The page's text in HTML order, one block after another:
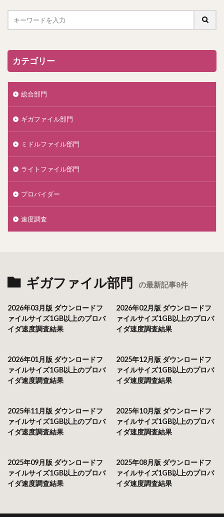
カテゴリー
総合部門
ギガファイル部門
ミドルファイル部門
ライトファイル部門
プロバイダー
速度調査
ギガファイル部門 の最新記事8件
2026年03月版 ダウンロードフ
ァイルサイズ1GB以上のプロバ
イダ速度調査結果
2026年02月版 ダウンロードフ
ァイルサイズ1GB以上のプロバ
イダ速度調査結果
2026年01月版 ダウンロードフ
ァイルサイズ1GB以上のプロバ
イダ速度調査結果
2025年12月版 ダウンロードフ
ァイルサイズ1GB以上のプロバ
イダ速度調査結果
2025年11月版 ダウンロードフ
ァイルサイズ1GB以上のプロバ
イダ速度調査結果
2025年10月版 ダウンロードフ
ァイルサイズ1GB以上のプロバ
イダ速度調査結果
2025年09月版 ダウンロードフ
ァイルサイズ1GB以上のプロバ
イダ速度調査結果
2025年08月版 ダウンロードフ
ァイルサイズ1GB以上のプロバ
イダ速度調査結果